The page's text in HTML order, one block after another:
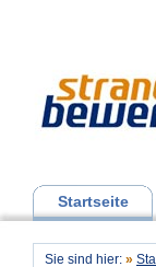
Startseite
Sie sind hier: »